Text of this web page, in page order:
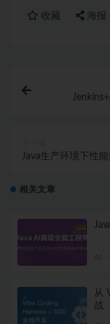
收藏 海报
Java生产环境下性
相关文章
从
战